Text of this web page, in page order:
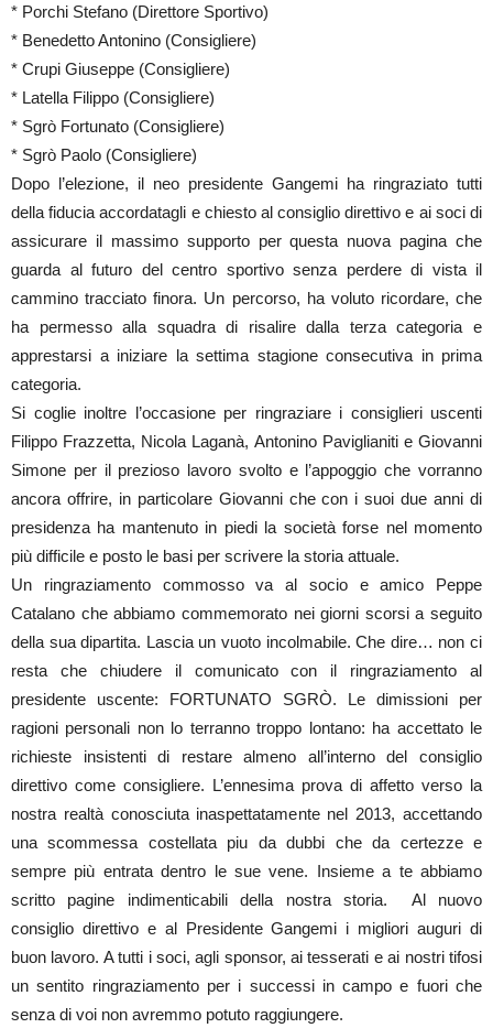
* Porchi Stefano (Direttore Sportivo)
* Benedetto Antonino (Consigliere)
* Crupi Giuseppe (Consigliere)
* Latella Filippo (Consigliere)
* Sgrò Fortunato (Consigliere)
* Sgrò Paolo (Consigliere)
Dopo l’elezione, il neo presidente Gangemi ha ringraziato tutti
della fiducia accordatagli e chiesto al consiglio direttivo e ai soci di
assicurare il massimo supporto per questa nuova pagina che
guarda al futuro del centro sportivo senza perdere di vista il
cammino tracciato finora. Un percorso, ha voluto ricordare, che
ha permesso alla squadra di risalire dalla terza categoria e
apprestarsi a iniziare la settima stagione consecutiva in prima
categoria.
Si coglie inoltre l’occasione per ringraziare i consiglieri uscenti
Filippo Frazzetta, Nicola Laganà, Antonino Paviglianiti e Giovanni
Simone per il prezioso lavoro svolto e l’appoggio che vorranno
ancora offrire, in particolare Giovanni che con i suoi due anni di
presidenza ha mantenuto in piedi la società forse nel momento
più difficile e posto le basi per scrivere la storia attuale.
Un ringraziamento commosso va al socio e amico Peppe
Catalano che abbiamo commemorato nei giorni scorsi a seguito
della sua dipartita. Lascia un vuoto incolmabile. Che dire… non ci
resta che chiudere il comunicato con il ringraziamento al
presidente uscente: FORTUNATO SGRÒ. Le dimissioni per
ragioni personali non lo terranno troppo lontano: ha accettato le
richieste insistenti di restare almeno all’interno del consiglio
direttivo come consigliere. L’ennesima prova di affetto verso la
nostra realtà conosciuta inaspettatamente nel 2013, accettando
una scommessa costellata piu da dubbi che da certezze e
sempre più entrata dentro le sue vene. Insieme a te abbiamo
scritto pagine indimenticabili della nostra storia. Al nuovo
consiglio direttivo e al Presidente Gangemi i migliori auguri di
buon lavoro. A tutti i soci, agli sponsor, ai tesserati e ai nostri tifosi
un sentito ringraziamento per i successi in campo e fuori che
senza di voi non avremmo potuto raggiungere.